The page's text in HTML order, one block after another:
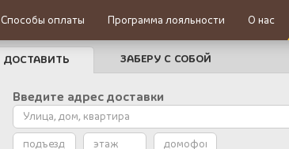
Способы оплаты Программа лояльности О нас
ДОСТАВИТЬ ЗАБЕРУ С СОБОЙ
Введите адрес доставки